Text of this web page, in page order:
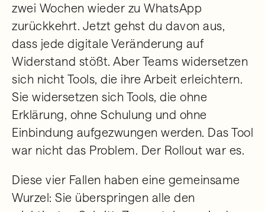
zwei Wochen wieder zu WhatsApp
zurückkehrt. Jetzt gehst du davon aus,
dass jede digitale Veränderung auf
Widerstand stößt. Aber Teams widersetzen
sich nicht Tools, die ihre Arbeit erleichtern.
Sie widersetzen sich Tools, die ohne
Erklärung, ohne Schulung und ohne
Einbindung aufgezwungen werden. Das Tool
war nicht das Problem. Der Rollout war es.
Diese vier Fallen haben eine gemeinsame
Wurzel: Sie überspringen alle den